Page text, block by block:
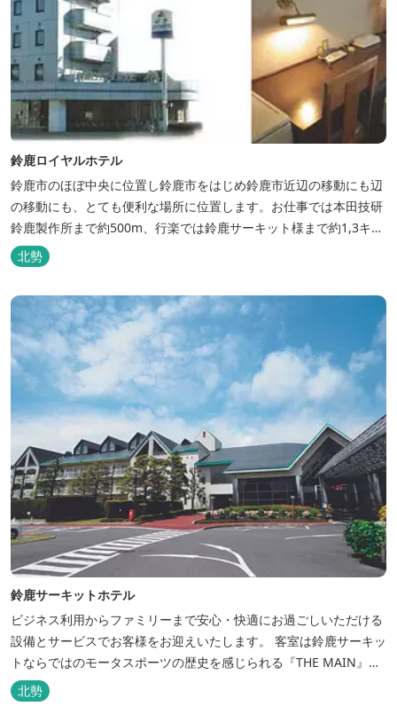
鈴鹿ロイヤルホテル
鈴鹿市のほぼ中央に位置し鈴鹿市をはじめ鈴鹿市近辺の移動にも辺
の移動にも、とても便利な場所に位置します。お仕事では本田技研
鈴鹿製作所まで約500m、行楽では鈴鹿サーキット様まで約1,3キ
ロ、スポーツ行事では鈴鹿スポーツガーデン様まで約3キロととて
も近い場所にあります。亀山市へのアクセスも便利でシャープ亀山
工場では約10キロと鈴鹿市では近い場所となっております。
北勢
鈴鹿サーキットホテル
ビジネス利用からファミリーまで安心・快適にお過ごしいただける
設備とサービスでお客様をお迎えいたします。 客室は鈴鹿サーキッ
トならではのモータスポーツの歴史を感じられる『THE MAIN』を
はじめ、ファミリーにおすすめのキッズ・ベビーにやさしいこだわ
りの詰まった「サーキット キッズルーム」「コチラファミリールー
北勢